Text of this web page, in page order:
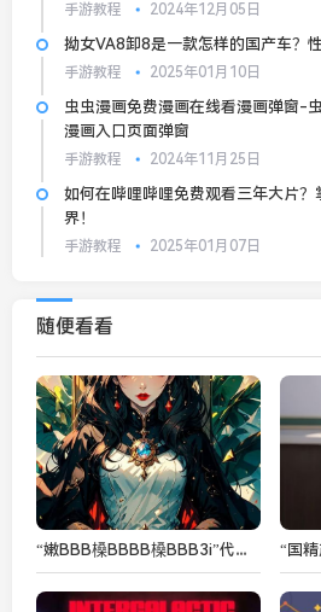
手游教程 2024年12月05日
拗女VA8卸8是一款怎样的国产车？
手游教程 2025年01月10日
虫虫漫画免费漫画在线看漫画弹窗-
漫画入口页面弹窗
手游教程 2024年11月25日
如何在哔哩哔哩免费观看三年大片
界！
手游教程 2025年01月07日
随便看看
“嫩BBB槡BBBB槡BBB3i”代表什么？它在现代社会的文化和技术应用有哪些潜力？